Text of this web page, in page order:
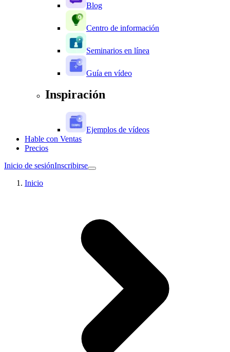
Blog
Centro de información
Seminarios en línea
Guía en vídeo
Inspiración
Ejemplos de vídeos
Hable con Ventas
Precios
Inicio de sesiónInscribirse
Inicio